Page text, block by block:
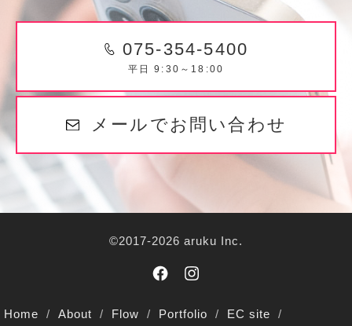
075-354-5400
平日 9:30～18:00
メールでお問い合わせ
©2017-2026 aruku Inc.
Home About Flow Portfolio EC site